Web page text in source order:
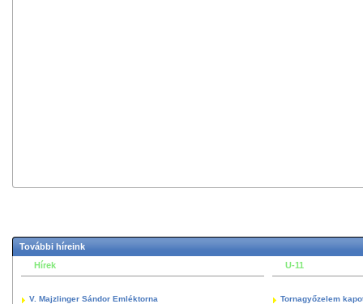
További híreink
Hírek
V. Majzlinger Sándor Emléktorna
U-11
Tornagyőzelem